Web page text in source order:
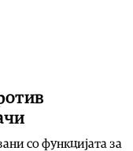
со функцијата за